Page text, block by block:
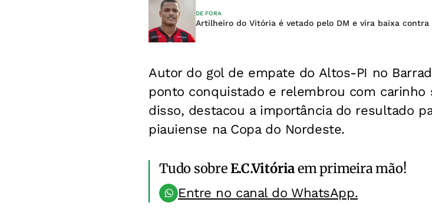
DE FORA
Artilheiro do Vitória é vetado pelo DM e vira baixa contra
Autor do gol de empate do Altos-PI no
ponto conquistado e relembrou com carinho
disso, destacou a importância do resultado
piauiense na Copa do Nordeste.
Tudo sobreE.C.Vitóriaem primeira mão!
Entre no canal do WhatsApp.